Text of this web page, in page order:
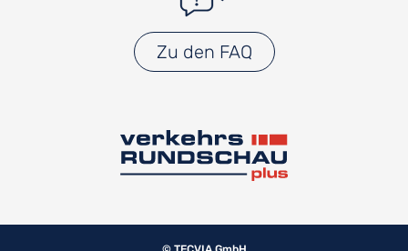
Zu den FAQ